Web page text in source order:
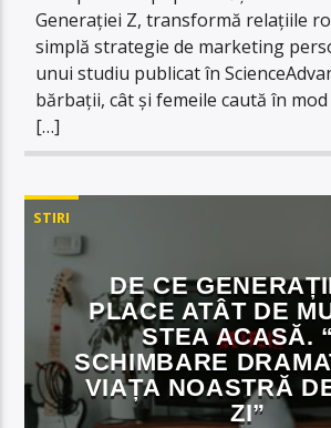
Generației Z, transformă relațiile
simplă strategie de marketing
unui studiu publicat în
bărbații, cât și femeile caută în
[…]
STIRI
DE CE
PLACE ATÂT DE
STEA ACASĂ.
SCHIMBARE
VIAȚA NOASTRĂ
ZI”